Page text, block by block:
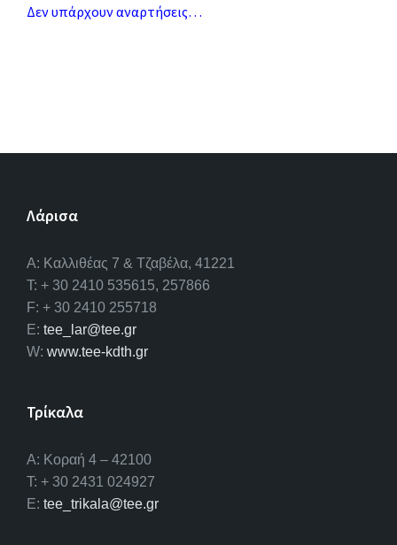
Δεν υπάρχουν αναρτήσεις…
Λάρισα
A: Καλλιθέας 7 & Τζαβέλα, 41221
T: + 30 2410 535615, 257866
F: + 30 2410 255718
E: tee_lar@tee.gr
W: www.tee-kdth.gr
Τρίκαλα
Α: Κοραή 4 – 42100
T: + 30 2431 024927
E: tee_trikala@tee.gr